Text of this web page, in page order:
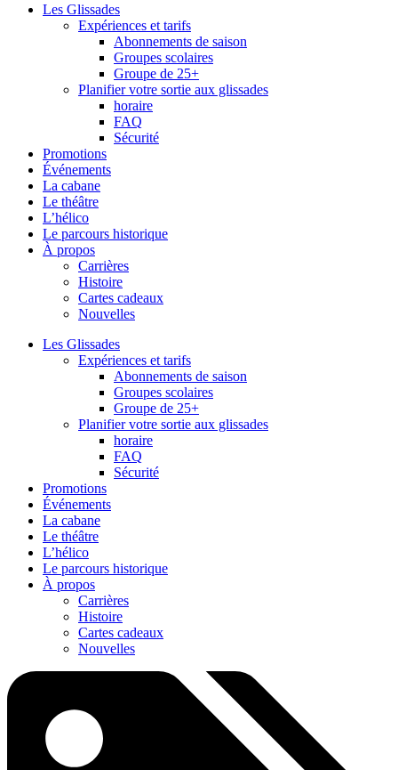
Les Glissades
Expériences et tarifs
Abonnements de saison
Groupes scolaires
Groupe de 25+
Planifier votre sortie aux glissades
horaire
FAQ
Sécurité
Promotions
Événements
La cabane
Le théâtre
L’hélico
Le parcours historique
À propos
Carrières
Histoire
Cartes cadeaux
Nouvelles
Les Glissades
Expériences et tarifs
Abonnements de saison
Groupes scolaires
Groupe de 25+
Planifier votre sortie aux glissades
horaire
FAQ
Sécurité
Promotions
Événements
La cabane
Le théâtre
L’hélico
Le parcours historique
À propos
Carrières
Histoire
Cartes cadeaux
Nouvelles